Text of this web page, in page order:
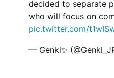
decided to separate
who will focus on
pic.twitter.com/
— Genki✨